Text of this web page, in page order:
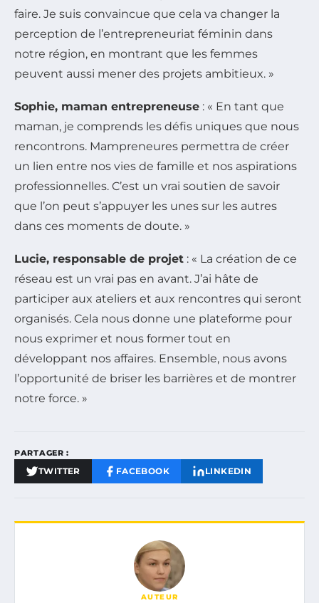
faire. Je suis convaincue que cela va changer la
perception de l’entrepreneuriat féminin dans
notre région, en montrant que les femmes
peuvent aussi mener des projets ambitieux. »
Sophie, maman entrepreneuse : « En tant que
maman, je comprends les défis uniques que nous
rencontrons. Mampreneures permettra de créer
un lien entre nos vies de famille et nos aspirations
professionnelles. C’est un vrai soutien de savoir
que l’on peut s’appuyer les unes sur les autres
dans ces moments de doute. »
Lucie, responsable de projet : « La création de ce
réseau est un vrai pas en avant. J’ai hâte de
participer aux ateliers et aux rencontres qui seront
organisés. Cela nous donne une plateforme pour
nous exprimer et nous former tout en
développant nos affaires. Ensemble, nous avons
l’opportunité de briser les barrières et de montrer
notre force. »
PARTAGER :
TWITTER FACEBOOK LINKEDIN
AUTEUR